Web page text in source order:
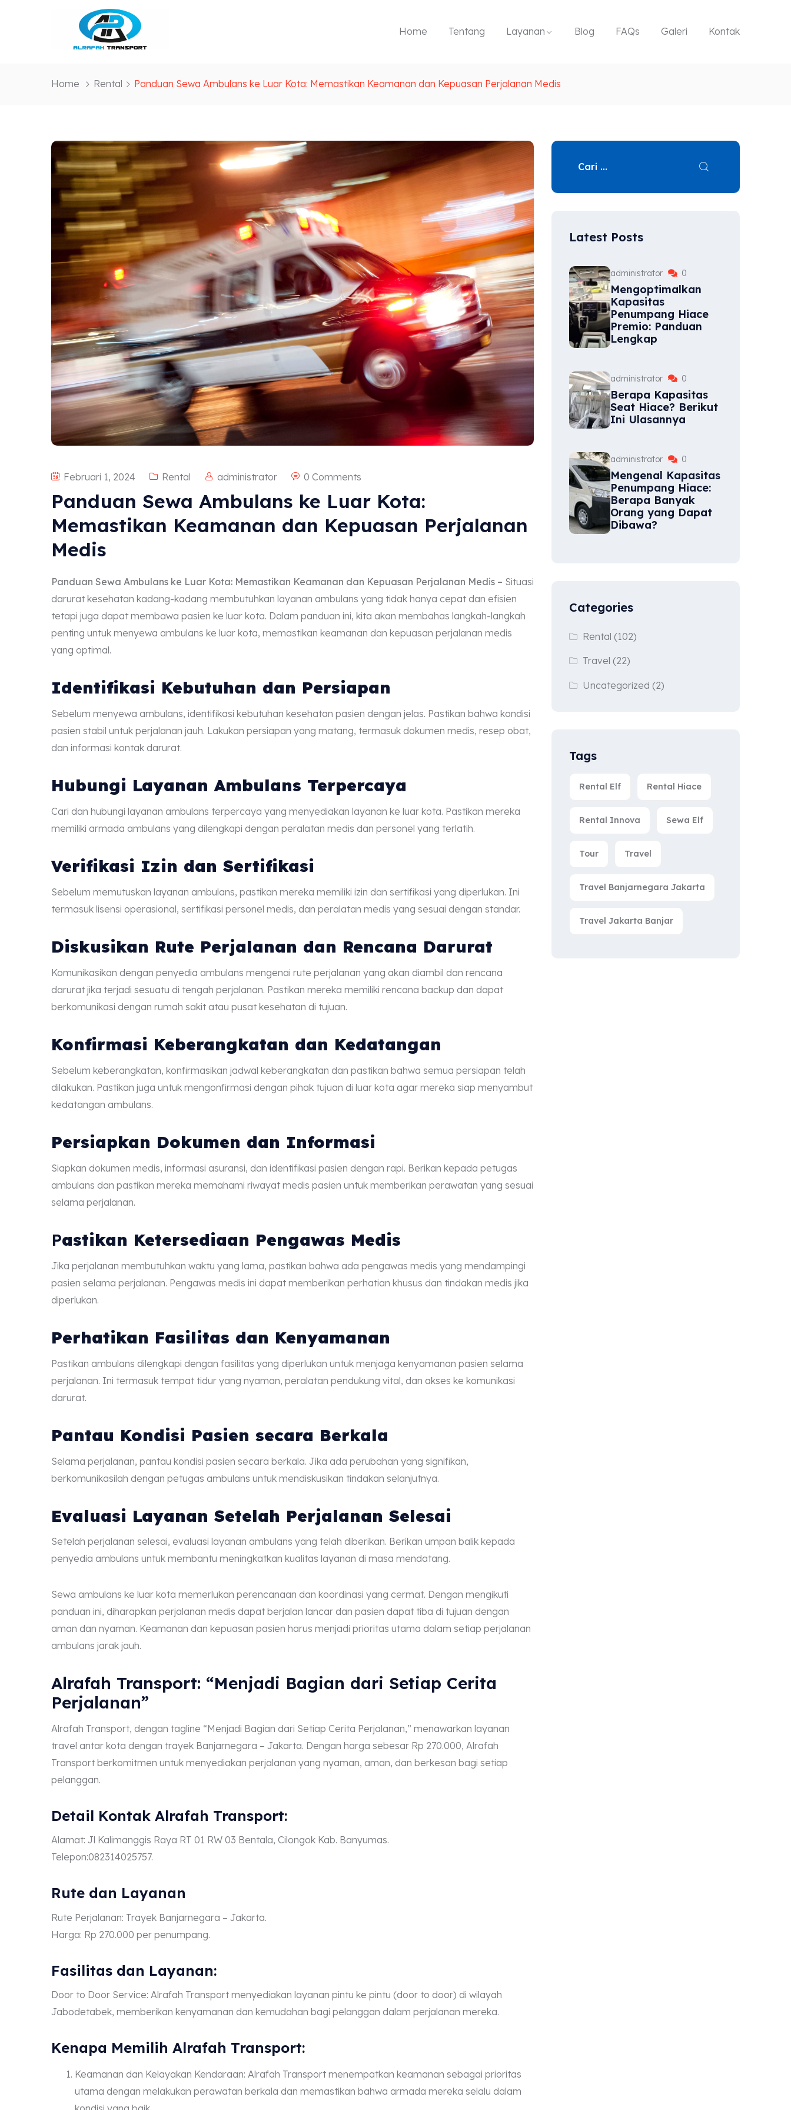
Home Tentang Layanan Blog FAQs Galeri Kontak
Home Rental Panduan Sewa Ambulans ke Luar Kota: Memastikan Keamanan dan Kepuasan Perjalanan Medis
Februari 1, 2024 Rental administrator 0 Comments
Panduan Sewa Ambulans ke Luar Kota:
Memastikan Keamanan dan Kepuasan Perjalanan
Medis
Panduan Sewa Ambulans ke Luar Kota: Memastikan Keamanan dan Kepuasan Perjalanan Medis – Situasi
darurat kesehatan kadang-kadang membutuhkan layanan ambulans yang tidak hanya cepat dan efisien
tetapi juga dapat membawa pasien ke luar kota. Dalam panduan ini, kita akan membahas langkah-langkah
penting untuk menyewa ambulans ke luar kota, memastikan keamanan dan kepuasan perjalanan medis
yang optimal.
Identifikasi Kebutuhan dan Persiapan
Sebelum menyewa ambulans, identifikasi kebutuhan kesehatan pasien dengan jelas. Pastikan bahwa kondisi
pasien stabil untuk perjalanan jauh. Lakukan persiapan yang matang, termasuk dokumen medis, resep obat,
dan informasi kontak darurat.
Hubungi Layanan Ambulans Terpercaya
Cari dan hubungi layanan ambulans terpercaya yang menyediakan layanan ke luar kota. Pastikan mereka
memiliki armada ambulans yang dilengkapi dengan peralatan medis dan personel yang terlatih.
Verifikasi Izin dan Sertifikasi
Sebelum memutuskan layanan ambulans, pastikan mereka memiliki izin dan sertifikasi yang diperlukan. Ini
termasuk lisensi operasional, sertifikasi personel medis, dan peralatan medis yang sesuai dengan standar.
Diskusikan Rute Perjalanan dan Rencana Darurat
Komunikasikan dengan penyedia ambulans mengenai rute perjalanan yang akan diambil dan rencana
darurat jika terjadi sesuatu di tengah perjalanan. Pastikan mereka memiliki rencana backup dan dapat
berkomunikasi dengan rumah sakit atau pusat kesehatan di tujuan.
Konfirmasi Keberangkatan dan Kedatangan
Sebelum keberangkatan, konfirmasikan jadwal keberangkatan dan pastikan bahwa semua persiapan telah
dilakukan. Pastikan juga untuk mengonfirmasi dengan pihak tujuan di luar kota agar mereka siap menyambut
kedatangan ambulans.
Persiapkan Dokumen dan Informasi
Siapkan dokumen medis, informasi asuransi, dan identifikasi pasien dengan rapi. Berikan kepada petugas
ambulans dan pastikan mereka memahami riwayat medis pasien untuk memberikan perawatan yang sesuai
selama perjalanan.
Pastikan Ketersediaan Pengawas Medis
Jika perjalanan membutuhkan waktu yang lama, pastikan bahwa ada pengawas medis yang mendampingi
pasien selama perjalanan. Pengawas medis ini dapat memberikan perhatian khusus dan tindakan medis jika
diperlukan.
Perhatikan Fasilitas dan Kenyamanan
Pastikan ambulans dilengkapi dengan fasilitas yang diperlukan untuk menjaga kenyamanan pasien selama
perjalanan. Ini termasuk tempat tidur yang nyaman, peralatan pendukung vital, dan akses ke komunikasi
darurat.
Pantau Kondisi Pasien secara Berkala
Selama perjalanan, pantau kondisi pasien secara berkala. Jika ada perubahan yang signifikan,
berkomunikasilah dengan petugas ambulans untuk mendiskusikan tindakan selanjutnya.
Evaluasi Layanan Setelah Perjalanan Selesai
Setelah perjalanan selesai, evaluasi layanan ambulans yang telah diberikan. Berikan umpan balik kepada
penyedia ambulans untuk membantu meningkatkan kualitas layanan di masa mendatang.
Sewa ambulans ke luar kota memerlukan perencanaan dan koordinasi yang cermat. Dengan mengikuti
panduan ini, diharapkan perjalanan medis dapat berjalan lancar dan pasien dapat tiba di tujuan dengan
aman dan nyaman. Keamanan dan kepuasan pasien harus menjadi prioritas utama dalam setiap perjalanan
ambulans jarak jauh.
Alrafah Transport: “Menjadi Bagian dari Setiap Cerita
Perjalanan”
Alrafah Transport, dengan tagline “Menjadi Bagian dari Setiap Cerita Perjalanan,” menawarkan layanan
travel antar kota dengan trayek Banjarnegara – Jakarta. Dengan harga sebesar Rp 270.000, Alrafah
Transport berkomitmen untuk menyediakan perjalanan yang nyaman, aman, dan berkesan bagi setiap
pelanggan.
Detail Kontak Alrafah Transport:
Alamat: Jl Kalimanggis Raya RT 01 RW 03 Bentala, Cilongok Kab. Banyumas.
Telepon:082314025757.
Rute dan Layanan
Rute Perjalanan: Trayek Banjarnegara – Jakarta.
Harga: Rp 270.000 per penumpang.
Fasilitas dan Layanan:
Door to Door Service: Alrafah Transport menyediakan layanan pintu ke pintu (door to door) di wilayah
Jabodetabek, memberikan kenyamanan dan kemudahan bagi pelanggan dalam perjalanan mereka.
Kenapa Memilih Alrafah Transport:
Keamanan dan Kelayakan Kendaraan: Alrafah Transport menempatkan keamanan sebagai prioritas
utama dengan melakukan perawatan berkala dan memastikan bahwa armada mereka selalu dalam
Latest Posts
administrator 0
Mengoptimalkan
Kapasitas
Penumpang Hiace
Premio: Panduan
Lengkap
administrator 0
Berapa Kapasitas
Seat Hiace? Berikut
Ini Ulasannya
administrator 0
Mengenal Kapasitas
Penumpang Hiace:
Berapa Banyak
Orang yang Dapat
Dibawa?
Categories
Rental (102)
Travel (22)
Uncategorized (2)
Tags
Rental Elf Rental Hiace
Rental Innova Sewa Elf
Tour Travel
Travel Banjarnegara Jakarta
Travel Jakarta Banjar